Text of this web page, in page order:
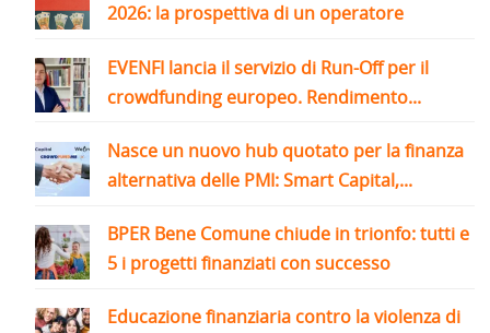
2026: la prospettiva di un operatore
EVENFI lancia il servizio di Run-Off per il
crowdfunding europeo. Rendimento...
Nasce un nuovo hub quotato per la finanza
alternativa delle PMI: Smart Capital,...
BPER Bene Comune chiude in trionfo: tutti e
5 i progetti finanziati con successo
Educazione finanziaria contro la violenza di